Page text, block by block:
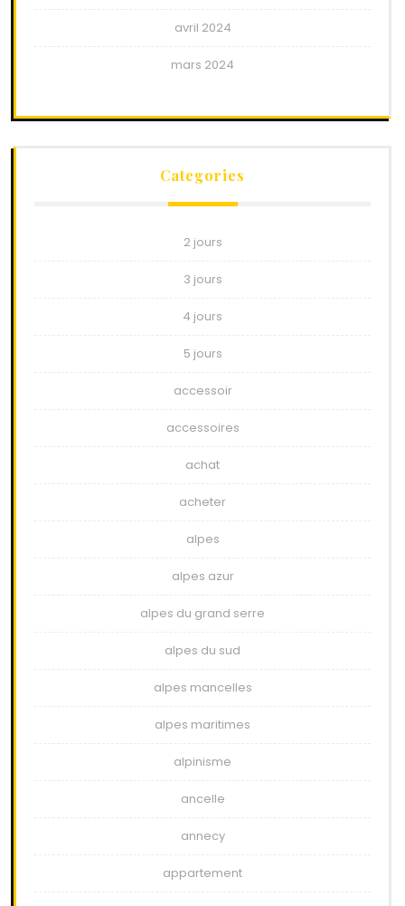
avril 2024
mars 2024
Categories
2 jours
3 jours
4 jours
5 jours
accessoir
accessoires
achat
acheter
alpes
alpes azur
alpes du grand serre
alpes du sud
alpes mancelles
alpes maritimes
alpinisme
ancelle
annecy
appartement